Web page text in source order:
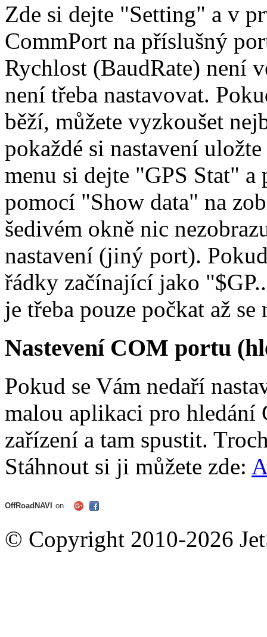
Zde si dejte "Setting" a v
CommPort na příslušný
Rychlost (BaudRate) není
není třeba nastavovat.
běží, můžete vyzkoušet
pokaždé si nastavení
menu si dejte "GPS Stat" a
pomocí "Show data" na
šedivém okně nic
nastavení (jiný port).
řádky začínající jako
je třeba pouze počkat až
Nastevení COM portu
Pokud se Vám nedaří
malou aplikaci pro hledání
zařízení a tam spustit.
Stáhnout si ji můžete zde:
OffRoadNAVI on
© Copyright 2010-2026